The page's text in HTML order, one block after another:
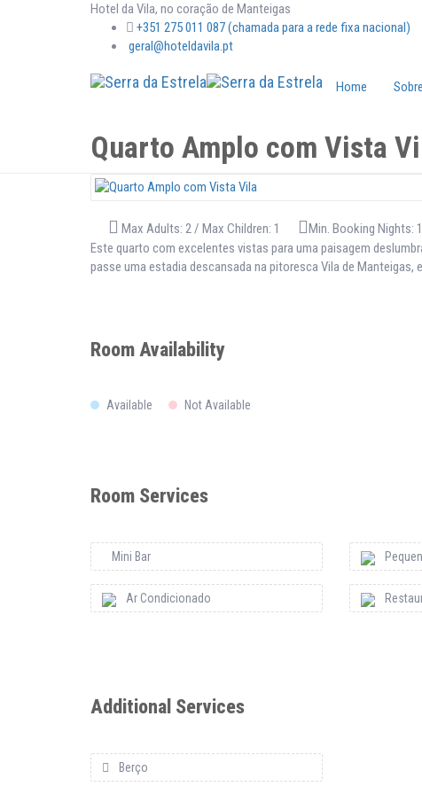
Hotel da Vila, no coração de Manteigas
+351 275 011 087 (chamada para a rede fixa nacional)
geral@hoteldavila.pt
Home
Quarto Amplo com Vista
Max Adults: 2 / Max Children: 1 Min. Booking Nights: 1
Este quarto com excelentes vistas para uma paisagem
passe uma estadia descansada na pitoresca Vila de Manteigas,
Room Availability
Available Not Available
Room Services
Mini Bar
Ar Condicionado
Additional Services
Berço